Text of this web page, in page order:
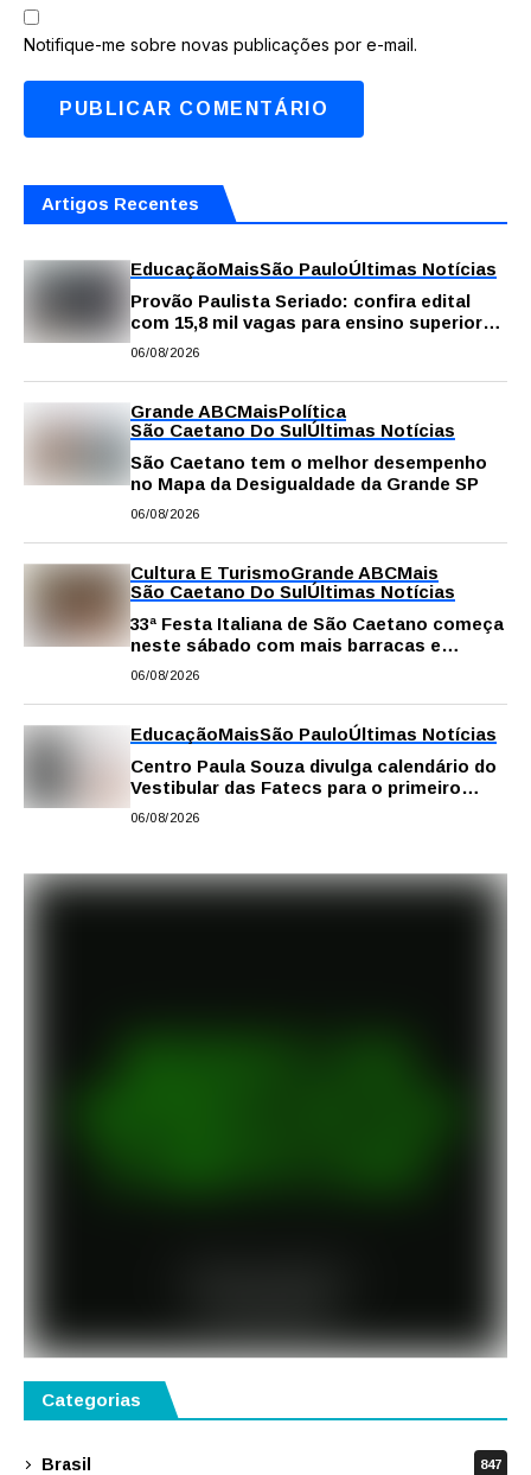
Notifique-me sobre novas publicações por e-mail.
Artigos Recentes
EducaçãoMaisSão PauloÚltimas Notícias
Provão Paulista Seriado: confira edital
com 15,8 mil vagas para ensino superior
público
06/08/2026
Grande ABCMaisPolítica
São Caetano Do SulÚltimas Notícias
São Caetano tem o melhor desempenho
no Mapa da Desigualdade da Grande SP
06/08/2026
Cultura E TurismoGrande ABCMais
São Caetano Do SulÚltimas Notícias
33ª Festa Italiana de São Caetano começa
neste sábado com mais barracas e
novidades em decoração e atrações
06/08/2026
EducaçãoMaisSão PauloÚltimas Notícias
Centro Paula Souza divulga calendário do
Vestibular das Fatecs para o primeiro
semestre de 2027
06/08/2026
Categorias
Brasil 847